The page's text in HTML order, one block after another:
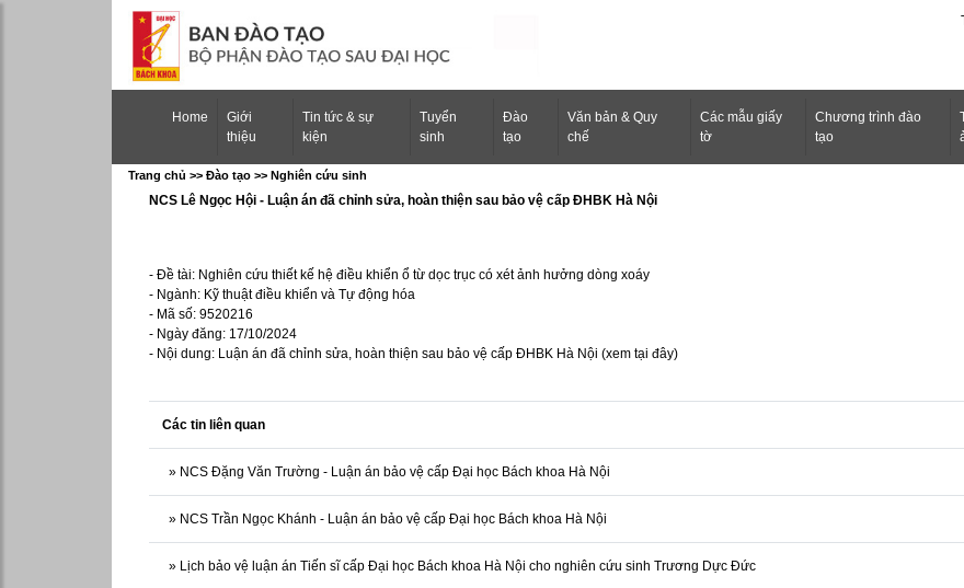
Home (current)
Giới
thiệu
Tin tức & sự
kiện
Tuyển
sinh
Ðào
tạo
Văn bản & Quy
chế
Các mẫu giấy
tờ
Chương trình đào
tạo
Trang chủ >> Ðào tạo >> Nghiên cứu sinh
NCS Lê Ngọc Hội - Luận án đã chỉnh sửa, hoàn thiện sau bảo vệ cấp ĐHBK Hà Nội
- Đề tài: Nghiên cứu thiết kế hệ điều khiển ổ từ dọc trục có xét ảnh hưởng dòng xoáy
- Ngành: Kỹ thuật điều khiển và Tự động hóa
- Mã số: 9520216
- Ngày đăng: 17/10/2024
- Nội dung: Luận án đã chỉnh sửa, hoàn thiện sau bảo vệ cấp ĐHBK Hà Nội (xem tại đây)
Các tin liên quan
» NCS Đặng Văn Trường - Luận án bảo vệ cấp Đại học Bách khoa Hà Nội
» NCS Trần Ngọc Khánh - Luận án bảo vệ cấp Đại học Bách khoa Hà Nội
» Lịch bảo vệ luận án Tiến sĩ cấp Đại học Bách khoa Hà Nội cho nghiên cứu sinh Trương Dực Đức